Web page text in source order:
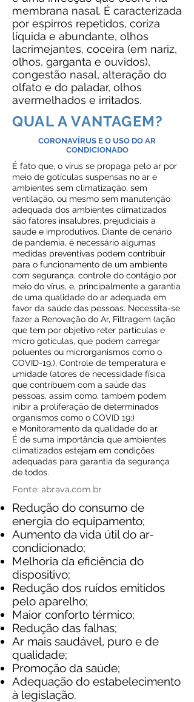
membrana nasal. É caracterizada
por espirros repetidos, coriza
líquida e abundante, olhos
lacrimejantes, coceira (em nariz,
olhos, garganta e ouvidos),
congestão nasal, alteração do
olfato e do paladar, olhos
avermelhados e irritados.
QUAL A VANTAGEM?
CORONAVÍRUS E O USO DO AR
CONDICIONADO
É fato que, o vírus se propaga pelo ar por
meio de gotículas suspensas no ar e
ambientes sem climatização, sem
ventilação, ou mesmo sem manutenção
adequada dos ambientes climatizados
são fatores insalubres, prejudiciais à
saúde e improdutivos. Diante de cenário
de pandemia, é necessário algumas
medidas preventivas podem contribuir
para o funcionamento de um ambiente
com segurança, controle do contágio por
meio do vírus, e, principalmente a garantia
de uma qualidade do ar adequada em
favor da saúde das pessoas. Necessita-se
fazer a Renovação do Ar, Filtragem (ação
que tem por objetivo reter partículas e
micro gotículas, que podem carregar
poluentes ou microrganismos como o
COVID-19;), Controle de temperatura e
umidade (atores de necessidade física
que contribuem com a saúde das
pessoas, assim como, também podem
inibir a proliferação de determinados
organismos como o COVID 19;)
e Monitoramento da qualidade do ar.
É de suma importância que ambientes
climatizados estejam em condições
adequadas para garantia da segurança
de todos.
Fonte: abrava.com.br
Redução do consumo de
energia do equipamento;
Aumento da vida útil do ar-
condicionado;
Melhoria da eficiência do
dispositivo;
Redução dos ruídos emitidos
pelo aparelho;
Maior conforto térmico;
Redução das falhas;
Ar mais saudável, puro e de
qualidade;
Promoção da saúde;
Adequação do estabelecimento
à legislação.